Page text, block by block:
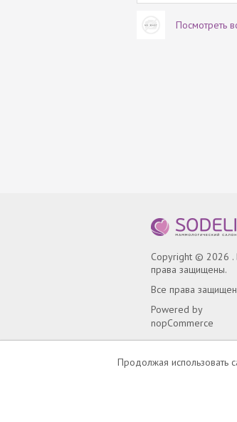
Посмотреть
Copyright © 2026 .
права защищены.
Все права
Powered by
nopCommerce
Продолжая использовать